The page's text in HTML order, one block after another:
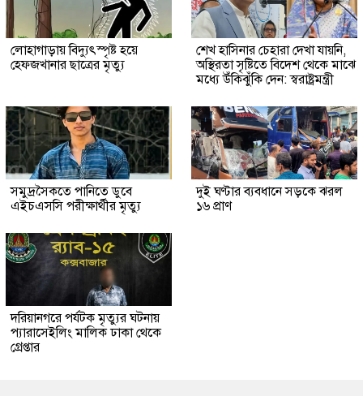
লোহাগাড়ায় বিদ্যুৎস্পৃষ্ট হয়ে
হেফজখানার ছাত্রের মৃত্যু
শেখ হাসিনার চেহারা দেখা যায়নি,
অস্থিরতা সৃষ্টিতে বিদেশ থেকে মাঝে
মধ্যে উঁকিঝুঁকি দেন: স্বরাষ্ট্রমন্ত্রী
সমুদ্রসৈকতে পানিতে ডুবে
এইচএসসি পরীক্ষার্থীর মৃত্যু
দুই ঘণ্টার ব্যবধানে সড়কে ঝরল
১৬ প্রাণ
দরিয়ানগরে পর্যটক মৃত্যুর ঘটনায়
প্যারাসেইলিং মালিক ঢাকা থেকে
গ্রেপ্তার